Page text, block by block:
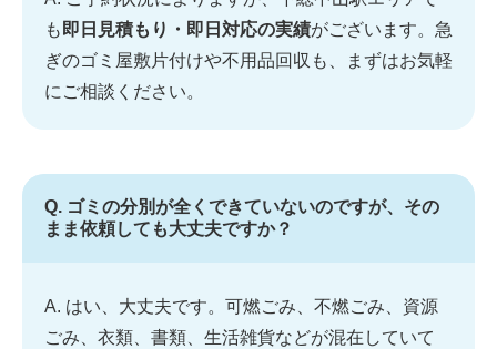
も 即日見積もり・即日対応の実績がございます。急
ぎのゴミ屋敷片付けや不用品回収も、まずはお気軽
にご相談ください。
Q. ゴミの分別が全くできていないのですが、その
まま依頼しても大丈夫ですか？
A. はい、大丈夫です。可燃ごみ、不燃ごみ、資源
ごみ、衣類、書類、生活雑貨などが混在していて